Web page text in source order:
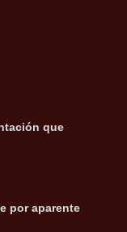
que
por aparente